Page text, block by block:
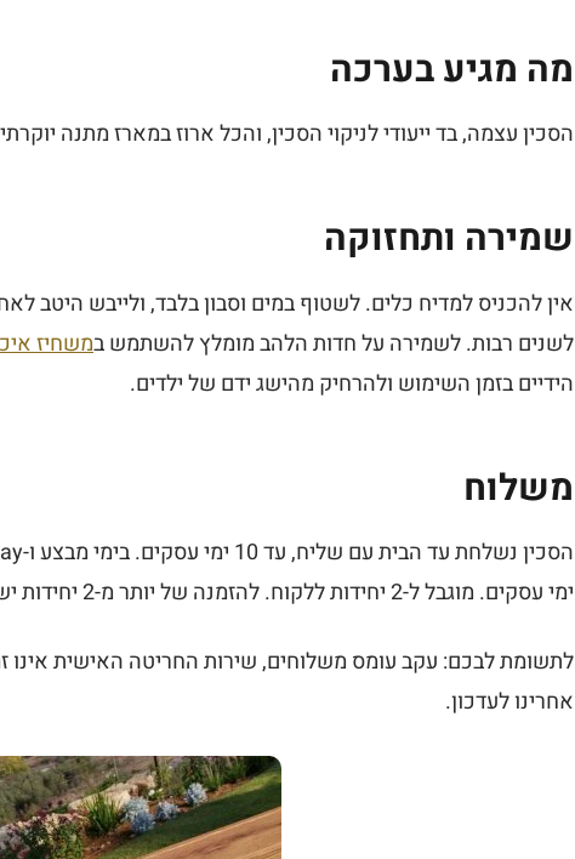
מה מגיע בערכה
הסכין עצמה, בד ייעודי לניקוי הסכין, והכל ארוז במארז מתנה
שמירה ותחזוקה
אין להכניס למדיח כלים. לשטוף במים וסבון בלבד, ולייבש היטב
לשנים רבות. לשמירה על חדות הלהב מומלץ להשתמש במשחיז
הידיים בזמן השימוש ולהרחיק מהישג ידם של ילדים.
משלוח
ימי עסקים. מוגבל ל-2 יחידות ללקוח. להזמנה של יותר מ-2 יחידות יש ליצור קשר במייל pr@carnivores.com
לתשומת לבכם: עקב עומס משלוחים, שירות החריטה האישית אינו
אחרינו לעדכון.